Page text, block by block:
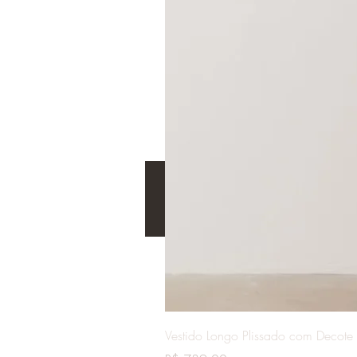
Vestido Longo Plissado com